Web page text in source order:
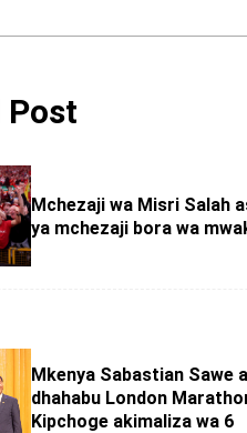
Post
Mchezaji wa Misri Salah
ya mchezaji bora wa
Mkenya Sabastian Sawe
dhahabu London
Kipchoge akimaliza wa 6